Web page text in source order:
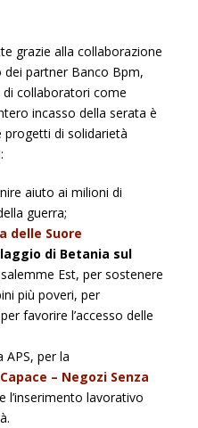
grazie alla collaborazione
partner Banco Bpm,
di collaboratori come
incasso della serata è
progetti di solidarietà
aiuto ai milioni di
guerra;
delle Suore
di Betania sul
Est, per sostenere
più poveri, per
favorire l’accesso delle
APS, per la
– Negozi Senza
l’inserimento lavorativo